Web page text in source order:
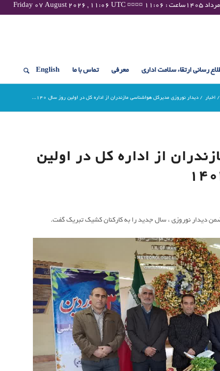
رسانی ارتقاء سلامت اداری معرفی تماس با ما English
/ اخبار / دیدار نوروزی مدیرکل هواشناسی مازندران از اداره کل در اولین روز سال ۱۴۰...
از اداره کل در اولین
دیدار نوروزی ، سال جدید را به کارکنان کشیک تبریک گفت.